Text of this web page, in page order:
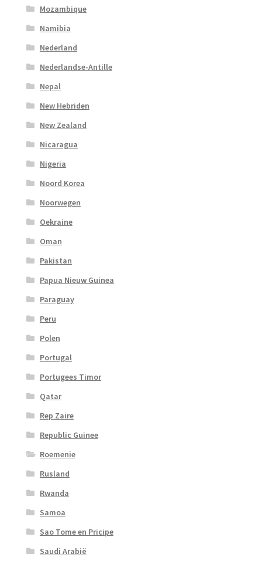
Mozambique
Namibia
Nederland
Nederlandse-Antille
Nepal
New Hebriden
New Zealand
Nicaragua
Nigeria
Noord Korea
Noorwegen
Oekraine
Oman
Pakistan
Papua Nieuw Guinea
Paraguay
Peru
Polen
Portugal
Portugees Timor
Qatar
Rep Zaire
Republic Guinee
Roemenie
Rusland
Rwanda
Samoa
Sao Tome en Pricipe
Saudi Arabië